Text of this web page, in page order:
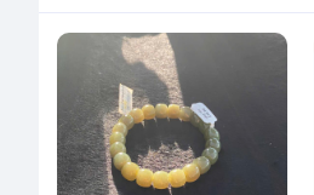
Tại sao nên chọn
Cam kết chất lượng
Tất cả sản phẩm
nhiên 100%.
Chúng tôi cung cấp